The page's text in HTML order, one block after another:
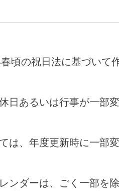
頃の祝日法に基づいて
日あるいは行事が一部
は、年度更新時に一部
ンダーは、ごく一部を